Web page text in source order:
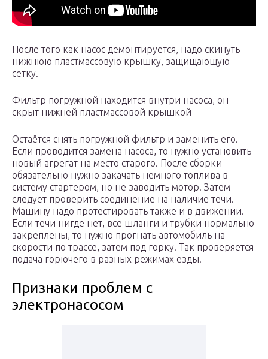
После того как насос демонтируется, надо скинуть
нижнюю пластмассовую крышку, защищающую
сетку.
Фильтр погружной находится внутри насоса, он
скрыт нижней пластмассовой крышкой
Остаётся снять погружной фильтр и заменить его.
Если проводится замена насоса, то нужно установить
новый агрегат на место старого. После сборки
обязательно нужно закачать немного топлива в
систему стартером, но не заводить мотор. Затем
следует проверить соединение на наличие течи.
Машину надо протестировать также и в движении.
Если течи нигде нет, все шланги и трубки нормально
закреплены, то нужно прогнать автомобиль на
скорости по трассе, затем под горку. Так проверяется
подача горючего в разных режимах езды.
Признаки проблем с
электронасосом